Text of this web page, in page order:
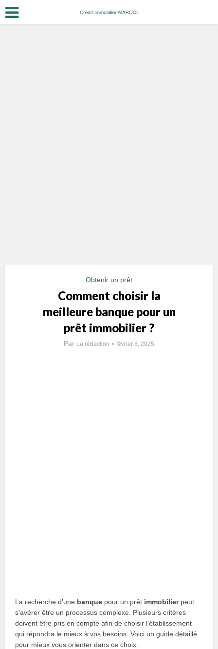
Obtenir un prêt
Comment choisir la
meilleure banque pour un
prêt immobilier ?
Par La rédaction février 8, 2025
La recherche d’une banque pour un prêt immobilierpeut
s’avérer être un processus complexe. Plusieurs critères
doivent être pris en compte afin de choisir l’établissement
qui répondra le mieux à vos besoins. Voici un guide détaillé
pour mieux vous orienter dans ce choix.